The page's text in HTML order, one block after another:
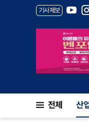
기사제보
전체 산